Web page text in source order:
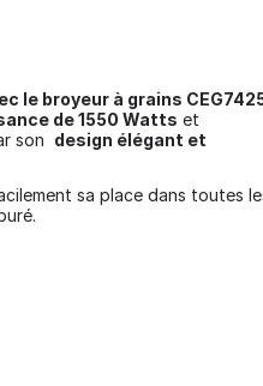
le broyeur à grains
de 1550 Watts et
son design élégant et
sa place dans toutes